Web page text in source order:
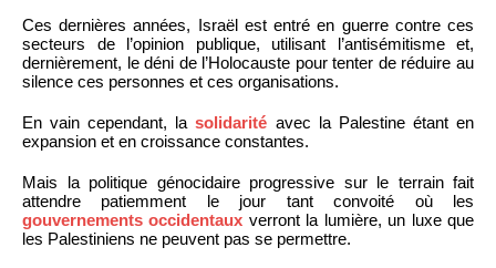
Ces dernières années, Israël est entré en guerre contre ces
secteurs de l’opinion publique, utilisant l’antisémitisme et,
dernièrement, le déni de l’Holocauste pour tenter de réduire au
silence ces personnes et ces organisations.
En vain cependant, lasolidarité avec la Palestine étant en
expansion et en croissance constantes.
Mais la politique génocidaire progressive sur le terrain fait
attendre patiemment le jour tant convoité où les
gouvernements occidentaux verront la lumière, un luxe que
les Palestiniens ne peuvent pas se permettre.